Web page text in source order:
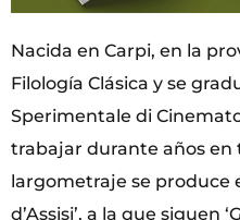
Nacida en Carpi, en la
Filología Clásica y se
Sperimentale di
trabajar durante años en
largometraje se produce
d’Assisi’, a la que siguen